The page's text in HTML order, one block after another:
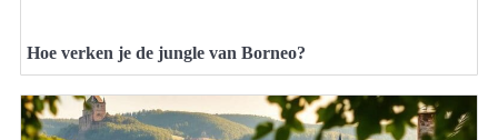
Hoe verken je de jungle van Borneo?